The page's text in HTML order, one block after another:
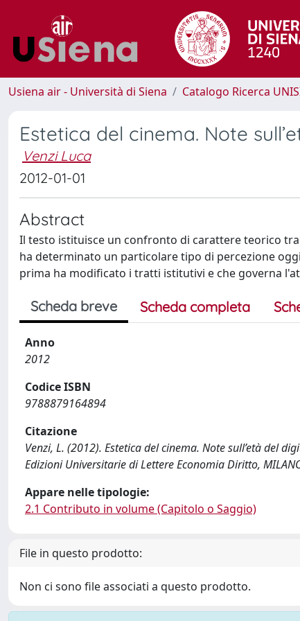
Usiena air - Università di Siena Catalogo Ricerca
Estetica del cinema. Note
Venzi Luca
2012-01-01
Abstract
Il testo istituisce un confronto di carattere teorico
ha determinato un particolare tipo di percezione
prima ha modificato i tratti istitutivi e che governa
Scheda breve Scheda completa
Anno
2012
Codice ISBN
9788879164894
Citazione
Venzi, L. (2012). Estetica del cinema. Note sull’età del
Edizioni Universitarie di Lettere Economia Diritto,
Appare nelle tipologie:
2.1 Contributo in volume (Capitolo o Saggio)
File in questo prodotto:
Non ci sono file associati a questo prodotto.